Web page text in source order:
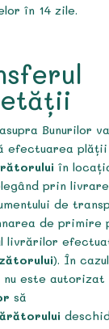
în 14 zile.
Bunurilor
efectuarea
în
prin
de
de primire
livrărilor
). În
este autorizat
să